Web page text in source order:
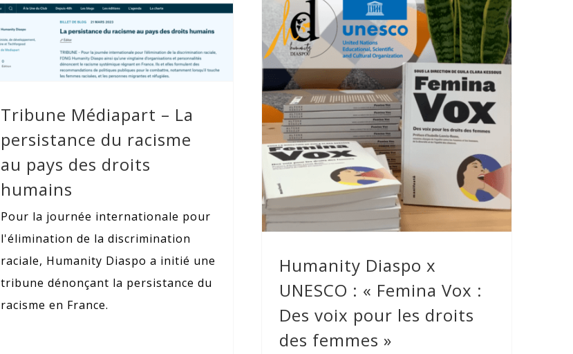
Tribune Médiapart – La persistance
du racisme au pays des droits
humains
Tribune Médiapart – La
persistance du racisme
au pays des droits
humains
Pour la journée internationale pour
l'élimination de la discrimination
raciale, Humanity Diaspo a initié une
tribune dénonçant la persistance du
racisme en France.
Humanity Diaspo x UNESCO :
« Femina Vox : Des voix pour les
droits des femmes »
Humanity Diaspo x
UNESCO : « Femina Vox :
Des voix pour les droits
des femmes »